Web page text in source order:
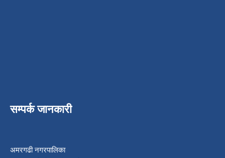
सम्पर्क जानकारी
अमरगढी नगरपालिका